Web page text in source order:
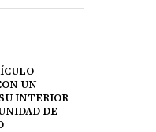
UN
INTERIOR
DE